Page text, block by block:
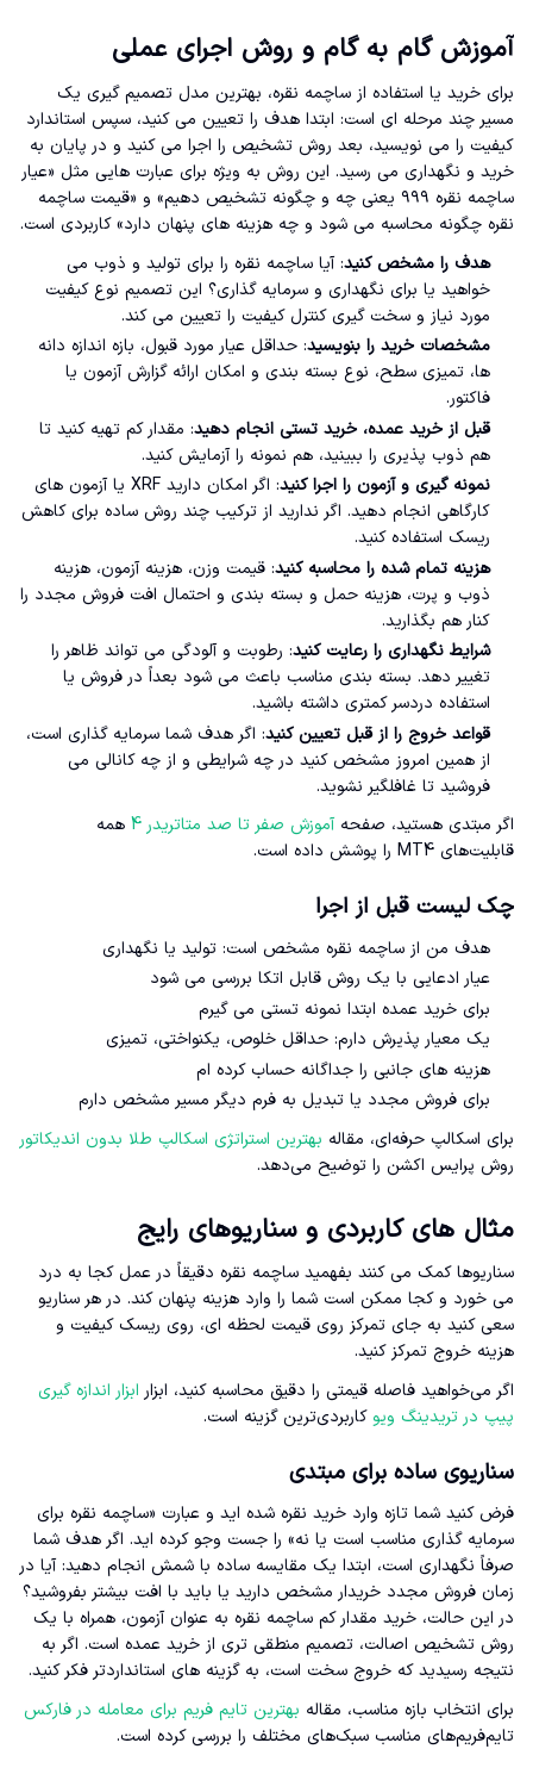
آموزش گام به گام و روش اجرای عملی
برای خرید یا استفاده از ساچمه نقره، بهترین مدل تصمیم گیری یک
مسیر چند مرحله ای است: ابتدا هدف را تعیین می کنید، سپس استاندارد
کیفیت را می نویسید، بعد روش تشخیص را اجرا می کنید و در پایان به
خرید و نگهداری می رسید. این روش به ویژه برای عبارت هایی مثل «عیار
ساچمه نقره ۹۹۹ یعنی چه و چگونه تشخیص دهیم» و «قیمت ساچمه
نقره چگونه محاسبه می شود و چه هزینه های پنهان دارد» کاربردی است.
هدف را مشخص کنید: آیا ساچمه نقره را برای تولید و ذوب می
خواهید یا برای نگهداری و سرمایه گذاری؟ این تصمیم نوع کیفیت
مورد نیاز و سخت گیری کنترل کیفیت را تعیین می کند.
مشخصات خرید را بنویسید: حداقل عیار مورد قبول، بازه اندازه دانه
ها، تمیزی سطح، نوع بسته بندی و امکان ارائه گزارش آزمون یا
فاکتور.
قبل از خرید عمده، خرید تستی انجام دهید: مقدار کم تهیه کنید تا
هم ذوب پذیری را ببینید، هم نمونه را آزمایش کنید.
نمونه گیری و آزمون را اجرا کنید
: اگر امکان دارید XRF یا آزمون های
کارگاهی انجام دهید. اگر ندارید از ترکیب چند روش ساده برای کاهش
ریسک استفاده کنید.
هزینه تمام شده را محاسبه کنید: قیمت وزن، هزینه آزمون، هزینه
ذوب و پرت، هزینه حمل و بسته بندی و احتمال افت فروش مجدد را
کنار هم بگذارید.
شرایط نگهداری را رعایت کنید: رطوبت و آلودگی می تواند ظاهر را
تغییر دهد. بسته بندی مناسب باعث می شود بعداً در فروش یا
استفاده دردسر کمتری داشته باشید.
قواعد خروج را از قبل تعیین کنید: اگر هدف شما سرمایه گذاری است،
از همین امروز مشخص کنید در چه شرایطی و از چه کانالی می
فروشید تا غافلگیر نشوید.
اگر مبتدی هستید، صفحه آموزش صفر تا صد متاتریدر 4
همه
قابلیت‌های MT4 را پوشش داده است.
چک لیست قبل از اجرا
هدف من از ساچمه نقره مشخص است: تولید یا نگهداری
عیار ادعایی با یک روش قابل اتکا بررسی می شود
برای خرید عمده ابتدا نمونه تستی می گیرم
یک معیار پذیرش دارم: حداقل خلوص، یکنواختی، تمیزی
هزینه های جانبی را جداگانه حساب کرده ام
برای فروش مجدد یا تبدیل به فرم دیگر مسیر مشخص دارم
برای اسکالپ حرفه‌ای، مقاله بهترین استراتژی اسکالپ طلا بدون اندیکاتور
روش پرایس اکشن را توضیح می‌دهد.
مثال های کاربردی و سناریوهای رایج
سناریوها کمک می کنند بفهمید ساچمه نقره دقیقاً در عمل کجا به درد
می خورد و کجا ممکن است شما را وارد هزینه پنهان کند. در هر سناریو
سعی کنید به جای تمرکز روی قیمت لحظه ای، روی ریسک کیفیت و
هزینه خروج تمرکز کنید.
اگر می‌خواهید فاصله قیمتی را دقیق محاسبه کنید، ابزار ابزار اندازه گیری
پیپ در تریدینگ ویو کاربردی‌ترین گزینه است.
سناریوی ساده برای مبتدی
فرض کنید شما تازه وارد خرید نقره شده اید و عبارت «ساچمه نقره برای
سرمایه گذاری مناسب است یا نه» را جست وجو کرده اید. اگر هدف شما
صرفاً نگهداری است، ابتدا یک مقایسه ساده با شمش انجام دهید: آیا در
زمان فروش مجدد خریدار مشخص دارید یا باید با افت بیشتر بفروشید؟
در این حالت، خرید مقدار کم ساچمه نقره به عنوان آزمون، همراه با یک
روش تشخیص اصالت، تصمیم منطقی تری از خرید عمده است. اگر به
نتیجه رسیدید که خروج سخت است، به گزینه های استانداردتر فکر کنید.
برای انتخاب بازه مناسب، مقاله بهترین تایم فریم برای معامله در فارکس
تایم‌فریم‌های مناسب سبک‌های مختلف را بررسی کرده است.